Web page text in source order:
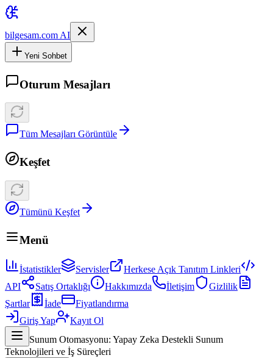
bilgesam.com AI
Yeni Sohbet
Oturum Mesajları
Tüm Mesajları Görüntüle
Keşfet
Tümünü Keşfet
Menü
İstatistikler Servisler
Herkese Açık Tanıtım Linkleri
API
Satış Ortaklığı Hakkımızda İletişim
Gizlilik
Şartlar
İade
Fiyatlandırma
Giriş Yap
Kayıt Ol
Sunum Otomasyonu: Yapay Zeka Destekli Sunum
Teknolojileri ve İş Süreçleri